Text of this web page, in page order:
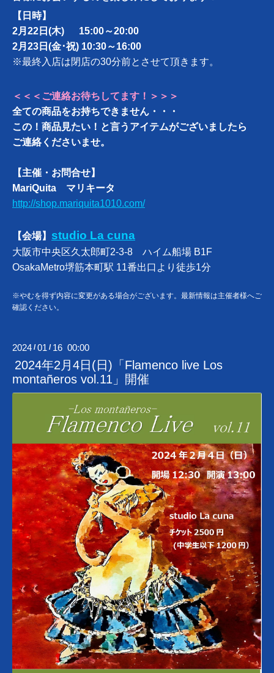
【日時】
2月22日(木) 15:00～20:00
2月23日(金･祝) 10:30～16:00
※最終入店は閉店の30分前とさせて頂きます。
＜＜＜ご連絡お待ちしてます！＞＞＞
全ての商品をお持ちできません・・・
この！商品見たい！と言うアイテムがございましたら
ご連絡くださいませ。
【主催・お問合せ】
MariQuita マリキータ
http://shop.mariquita1010.com/
【会場】 studio La cuna
大阪市中央区久太郎町2-3-8 ハイム船場 B1F
OsakaMetro堺筋本町駅 11番出口より徒歩1分
※やむを得ず内容に変更がある場合がございます。最新情報は主催者様へご
確認ください。
2024 /01 / 16 00:00
2024年2月4日(日)「Flamenco live Los
montañeros vol.11」開催